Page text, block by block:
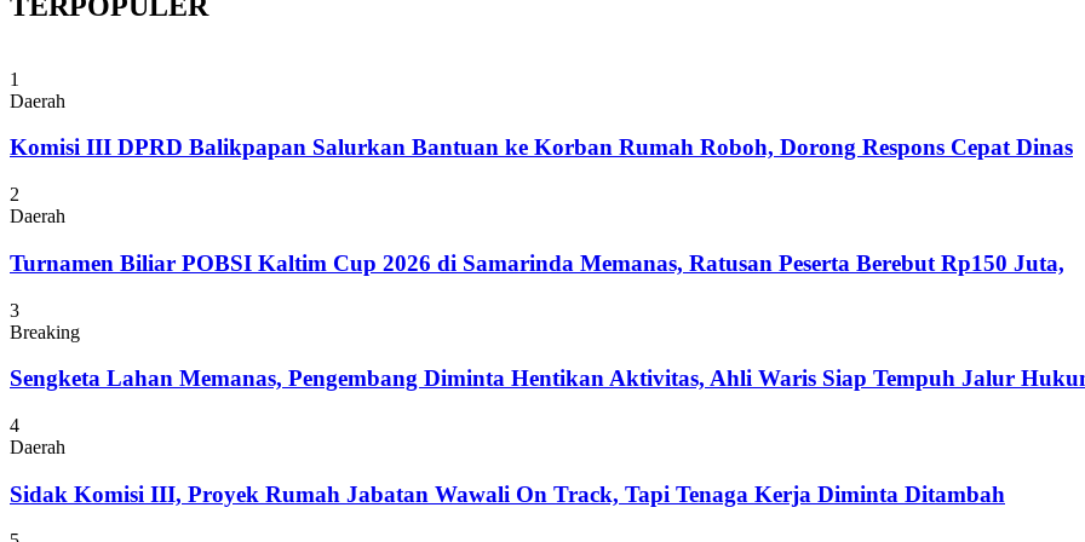
1
Daerah
Komisi III DPRD Balikpapan Salurkan Bantuan ke Korban Rumah Roboh, Dorong Respons Cepat Dinas
2
Daerah
Turnamen Biliar POBSI Kaltim Cup 2026 di Samarinda Memanas, Ratusan Peserta Berebut Rp150 Juta,
3
Breaking
Sengketa Lahan Memanas, Pengembang Diminta Hentikan Aktivitas, Ahli Waris Siap Tempuh Jalur
4
Daerah
Sidak Komisi III, Proyek Rumah Jabatan Wawali On Track, Tapi Tenaga Kerja Diminta Ditambah